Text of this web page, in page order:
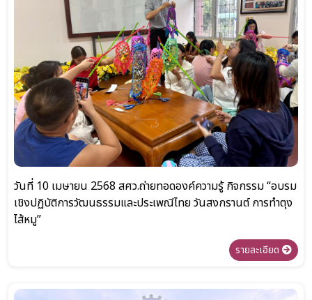
วันที่ 10 เมษายน 2568 สศว.ถ่ายทอดองค์ความรู้ กิจกรรม “อบรม
เชิงปฏิบัติการวัฒนธรรมและประเพณีไทย วันสงกรานต์ การทำตุง
ไส้หมู”
รายละเอียด